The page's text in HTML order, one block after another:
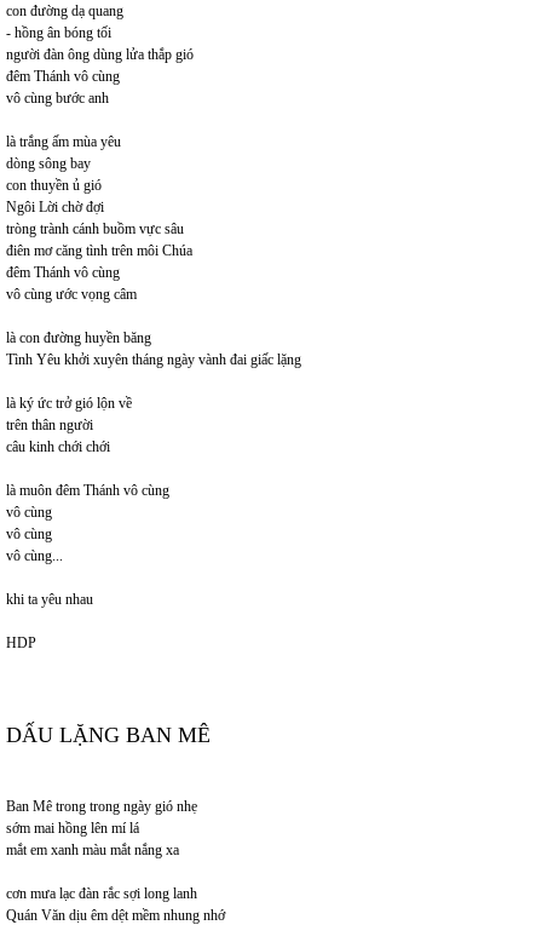
con đường dạ quang
- hồng ân bóng tối
người đàn ông dùng lửa thắp gió
đêm Thánh vô cùng
vô cùng bước anh
là trắng ấm mùa yêu
dòng sông bay
con thuyền ủ gió
Ngôi Lời chờ đợi
tròng trành cánh buồm vực sâu
điên mơ căng tình trên môi Chúa
đêm Thánh vô cùng
vô cùng ước vọng câm
là con đường huyền băng
Tình Yêu khởi xuyên tháng ngày vành đai giấc lặng
là ký ức trở gió lộn về
trên thân người
câu kinh chới chới
là muôn đêm Thánh vô cùng
vô cùng
vô cùng
vô cùng...
khi ta yêu nhau
HDP
DẤU LẶNG BAN MÊ
Ban Mê trong trong ngày gió nhẹ
sớm mai hồng lên mí lá
mắt em xanh màu mắt nắng xa
cơn mưa lạc đàn rắc sợi long lanh
Quán Văn dịu êm dệt mềm nhung nhớ